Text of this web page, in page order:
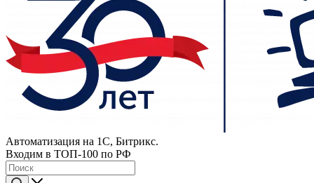
Автоматизация на 1С, Битрикс.
Входим в ТОП-100 по РФ